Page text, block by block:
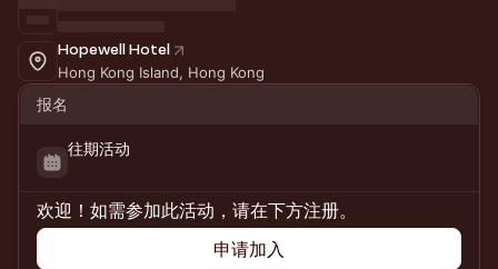
Hopewell Hotel
Hong Kong Island, Hong Kong
报名
往期活动
欢迎！如需参加此活动，请在下方注册。
申请加入